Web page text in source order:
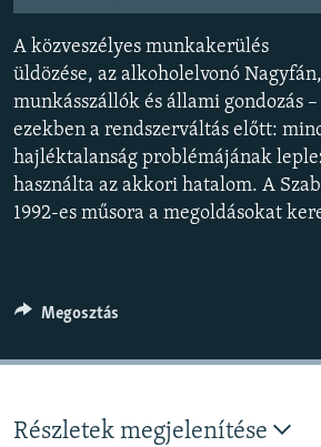
KLÍMAVÁLTOZÁS
A MÚLT TANULSÁGAI
Valamennyi RFE/RL weboldal
A közveszélyes munkakerülés
üldözése, az alkoholelvonó Nagyfán,
munkásszállók és állami gondozás
ezekben a rendszerváltás előtt:
hajléktalanság problémájának
használta az akkori hatalom. A
1992-es műsora a megoldásokat
Megosztás
Részletek megjelenítése